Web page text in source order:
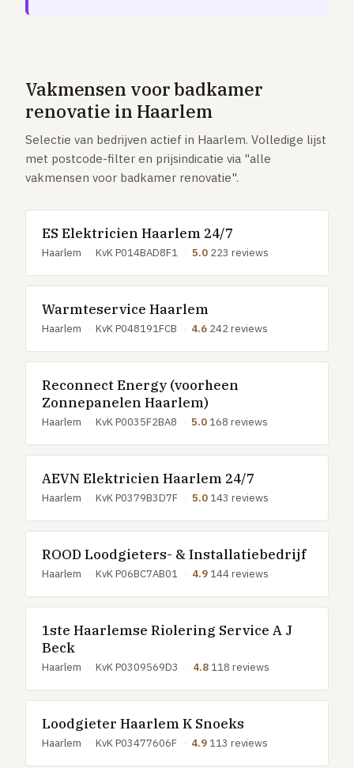
Eerlijke-prijs-checker
Besparingscalculator
Subsidie-checker
Over ons
Inloggen
Vakmensen voor badkamer
renovatie in Haarlem
Selectie van bedrijven actief in Haarlem. Volledige lijst
met postcode-filter en prijsindicatie via "alle
vakmensen voor badkamer renovatie".
ES Elektricien Haarlem 24/7
Haarlem · KvK P014BAD8F1 · 5.0 223 reviews
Warmteservice Haarlem
Haarlem · KvK P048191FCB · 4.6 242 reviews
Reconnect Energy (voorheen
Zonnepanelen Haarlem)
Haarlem · KvK P0035F2BA8 · 5.0 168 reviews
AEVN Elektricien Haarlem 24/7
Haarlem · KvK P0379B3D7F · 5.0 143 reviews
ROOD Loodgieters- & Installatiebedrijf
Haarlem · KvK P06BC7AB01 · 4.9 144 reviews
1ste Haarlemse Riolering Service A J
Beck
Haarlem · KvK P0309569D3 · 4.8 118 reviews
Loodgieter Haarlem K Snoeks
Haarlem · KvK P03477606F · 4.9 113 reviews